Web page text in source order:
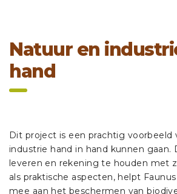
Natuur en
hand
Dit project is een prachtig voorbeeld
industrie hand in hand kunnen gaan.
leveren en rekening te houden met
als praktische aspecten, helpt
mee aan het beschermen van